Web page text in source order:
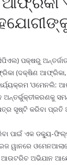
ପକ୍ଷରୁ
(ଦକ୍ଷିଣ ଆଫ୍ରିକା,
ସୃଷ୍ଟି କରିବା
ପାଇଁ ଏକ ଡକ୍ୟୁ-
ୱାନରେ
ଆଉଟରିଚ ଅଭିଯାନ